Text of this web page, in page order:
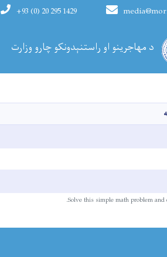
د مهاجرینو او راستنېدونکو چارو وزارت
+93 (0) 20 295 1429
Main
Solve this simple math problem